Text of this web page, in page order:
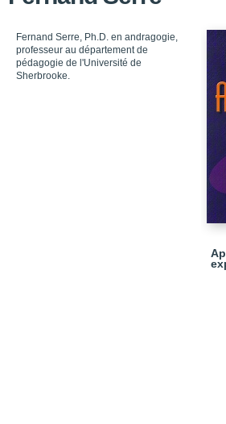
Fernand Serre, Ph.D. en andragogie,
professeur au département de
pédagogie de l'Université de
Sherbrooke.